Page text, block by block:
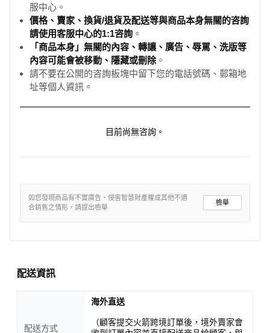
服中心。
價格、賣家、換貨/退貨及配送等與商品本身無關的咨詢
請使用客服中心的1:1咨詢 。
「商品本身」無關的內容、轉讓、廣告、辱罵、洗版等
內容可能會被移動、隱藏或刪除。
請不要在公開的咨詢板塊中留下您的電話號碼、郵箱地
址等個人資訊。
目前尚無咨詢。
如您發現商品有不實廣告、侵害智慧財產權或其他不適
合銷售之情形，請提出檢舉
檢舉
配送資訊
配送方式
海外直送
（顧客提交火箭跨境訂單後，境外賣家會